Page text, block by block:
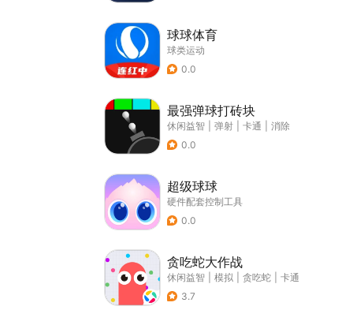
球球体育
球类运动
0.0
最强弹球打砖块
休闲益智 弹射 卡通
消除
0.0
超级球球
硬件配套控制工具
0.0
贪吃蛇大作战
休闲益智 模拟 贪吃蛇
卡通
3.7